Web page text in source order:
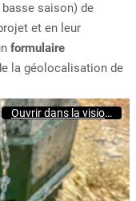
saison) de
et en leur
formulaire
la géolocalisation de
Ouvrir dans la visionneuse